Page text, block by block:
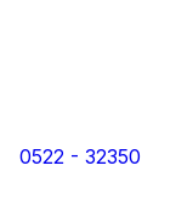
0522 - 32350